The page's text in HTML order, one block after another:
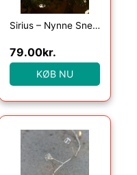
Sirius – Nynne Snefnug, 40 Lys med timer, Klar/Grøn
79.00kr.
KØB NU